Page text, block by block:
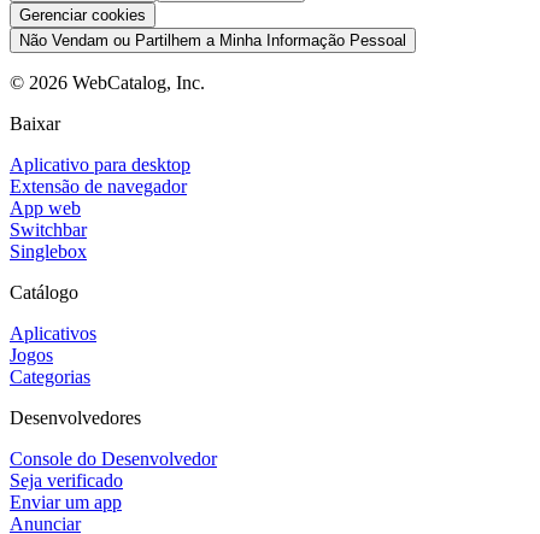
Gerenciar cookies
Não Vendam ou Partilhem a Minha Informação Pessoal
© 2026 WebCatalog, Inc.
Baixar
Aplicativo para desktop
Extensão de navegador
App web
Switchbar
Singlebox
Catálogo
Aplicativos
Jogos
Categorias
Desenvolvedores
Console do Desenvolvedor
Seja verificado
Enviar um app
Anunciar